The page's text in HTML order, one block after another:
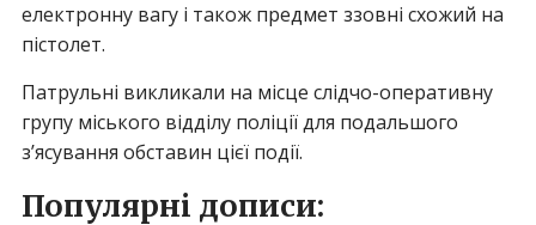
електронну вагу і також предмет ззовні схожий на
пістолет.
Патрульні викликали на місце слідчо-оперативну
групу міського відділу поліції для подальшого
з’ясування обставин цієї події.
Популярні дописи: